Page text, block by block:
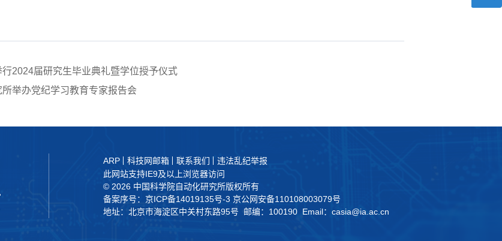
行2024届研究生毕业典礼暨学位授予仪式
举办党纪学习教育专家报告会
ARP 科技网邮箱 联系我们
违法乱纪举报
此网站支持IE9及以上浏览器访问
© 2026 中国科学院自动化研究所版权所有
备案序号：京ICP备14019135号-3 京公网安备110108003079号
地址：北京市海淀区中关村东路95号 邮编：100190 Email：casia@ia.ac.cn